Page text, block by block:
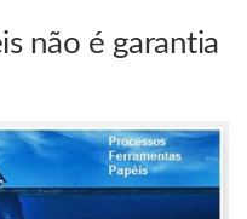
não é garantia